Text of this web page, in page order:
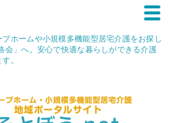
ホームや小規模多機能型居宅介護をお探し
会」へ。安心で快適な暮らしができる介護
。